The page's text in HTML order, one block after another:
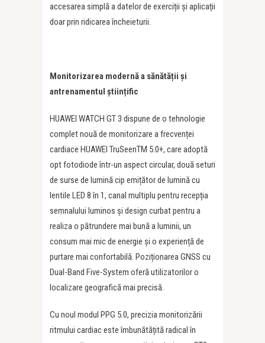
accesarea simplă a datelor de exerciții și aplicații
doar prin ridicarea încheieturii.
Monitorizarea modernă a sănătății și
antrenamentul științific
HUAWEI WATCH GT 3 dispune de o tehnologie
complet nouă de monitorizare a frecvenței
cardiace HUAWEI TruSeenTM 5.0+, care adoptă
opt fotodiode într-un aspect circular, două seturi
de surse de lumină cip emițător de lumină cu
lentile LED 8 în 1, canal multiplu pentru recepția
semnalului luminos și design curbat pentru a
realiza o pătrundere mai bună a luminii, un
consum mai mic de energie și o experiență de
purtare mai confortabilă. Poziționarea GNSS cu
Dual-Band Five-System oferă utilizatorilor o
localizare geografică mai precisă.
Cu noul modul PPG 5.0, precizia monitorizării
ritmului cardiac este îmbunătățită radical în